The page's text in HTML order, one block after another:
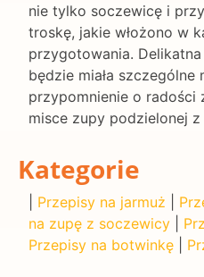
nie tylko soczewicę i
troskę, jakie włożono w
przygotowania.
będzie miała szczególne
przypomnienie o radości
misce zupy podzielonej z
Kategorie
Przepisy na jarmuż
na zupę z soczewicy
Przepisy na botwinkę